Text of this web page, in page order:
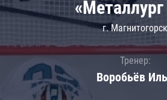
г. Магнитогорск
Тренер:
Воробьёв